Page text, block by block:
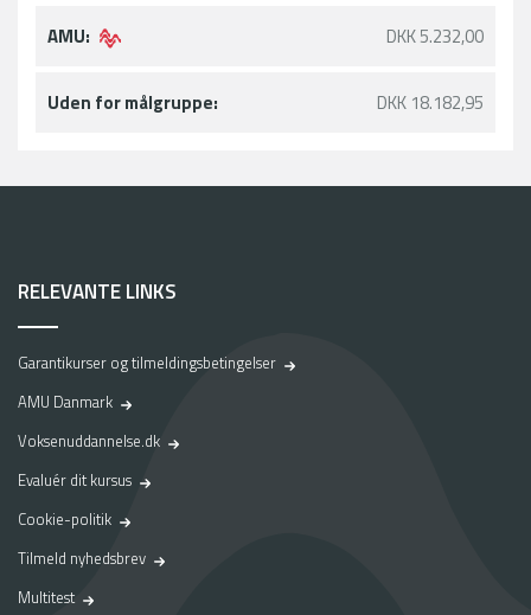
AMU: DKK 5.232,00
Uden for målgruppe: DKK 18.182,95
RELEVANTE LINKS
Garantikurser og tilmeldingsbetingelser
AMU Danmark
Voksenuddannelse.dk
Evaluér dit kursus
Cookie-politik
Tilmeld nyhedsbrev
Multitest